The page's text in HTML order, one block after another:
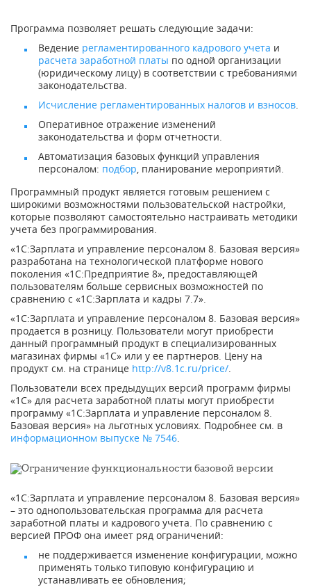
Программа позволяет решать следующие задачи:
Ведение регламентированного кадрового учета и
расчета заработной платы по одной организации
(юридическому лицу) в соответствии с требованиями
законодательства.
Исчисление регламентированных налогов и взносов
Оперативное отражение изменений
законодательства и форм отчетности.
Автоматизация базовых функций управления
персоналом: подбор , планирование мероприятий.
Программный продукт является готовым решением с
широкими возможностями пользовательской настройки,
которые позволяют самостоятельно настраивать методики
учета без программирования.
«1С:Зарплата и управление персоналом 8. Базовая версия»
разработана на технологической платформе нового
поколения «1С:Предприятие 8», предоставляющей
пользователям больше сервисных возможностей по
сравнению с «1С:Зарплата и кадры 7.7».
«1С:Зарплата и управление персоналом 8. Базовая версия»
продается в розницу. Пользователи могут приобрести
данный программный продукт в специализированных
магазинах фирмы «1С» или у ее партнеров. Цену на
продукт см. на странице http://v8.1c.ru/price/
Пользователи всех предыдущих версий программ фирмы
«1С» для расчета заработной платы могут приобрести
программу «1С:Зарплата и управление персоналом 8.
Базовая версия» на льготных условиях. Подробнее см. в
информационном выпуске № 7546
Ограничение функциональности базовой версии
«1С:Зарплата и управление персоналом 8. Базовая версия»
– это однопользовательская программа для расчета
заработной платы и кадрового учета. По сравнению с
версией ПРОФ она имеет ряд ограничений:
не поддерживается изменение конфигурации, можно
применять только типовую конфигурацию и
устанавливать ее обновления;